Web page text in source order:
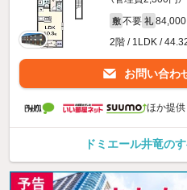
敷 不要 礼
2階 / 1LDK /
お問い合わ
ほか提供
ドミエール井竜の